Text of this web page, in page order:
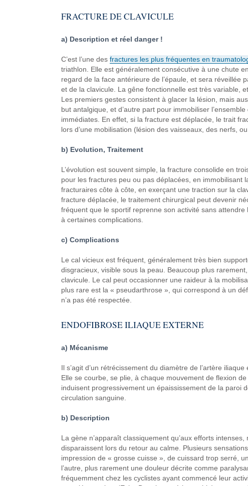
FRACTURE DE CLAVICULE
a) Description et réel danger !
C’est l’une des fracturesles plus fréquentes en
triathlon. Elle estgénéralement consécutive à une chute
regard de la face antérieure de l’épaule, et sera réveillée
et de la clavicule. La gêne fonctionnelle est très variable,
Les premiers gestes consistent à glacer la lésion, mais
but antalgique, et d’autre part pour immobiliserl’ensemble
immédiates. En effet, si la fracture est déplacée, le trait
lors d’une mobilisation (lésion des vaisseaux, des nerfs,
b) Evolution, Traitement
L’évolution est souventsimple, la fracture consolide en
pour les fractures peu ou pas déplacées, en immobilisant
fracturaires côte à côte, en exerçant une traction surla
fracture déplacée,
le traitement chirurgical peut devenir
fréquent que le sportifreprenne son activité sansattendre
à certaines complications.
c) Complications
Le cal vicieux est fréquent, généralement trèsbien
disgracieux, visible sousla peau. Beaucoup plus rarement,
clavicule. Le cal peut occasionnerune raideur à la
plus rare estla « pseudarthrose », qui correspond à un
n’a pasété respectée.
ENDOFIBROSE ILIAQUEEXTERNE
a) Mécanisme
Il s’agit d’un rétrécissementdu diamètre de l’artère iliaque
Elle se courbe, se plie, à chaque mouvement de flexion
induisent progressivementun épaississement de la paroi
circulation sanguine.
b) Description
La gène n’apparaîtclassiquement qu’aux effortsintenses,
disparaissentlors du retour au calme. Plusieurs
impression de « grosse cuisse », de cuissard trop serré,
l’autre,
plus rarement une douleur décrite comme
fréquemment chez les cyclistesayant commencé leur